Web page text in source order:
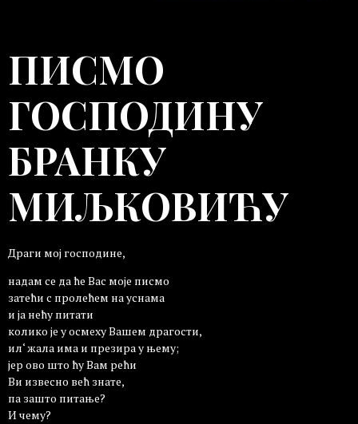
ПИСМО
ГОСПОДИНУ
БРАНКУ
МИЉКОВИЋУ
Драги мој господине,
надам се да ће Вас моје писмо
затећи с пролећем на уснама
и ја нећу питати
колико је у осмеху Вашем драгости,
ил‘ жала има и презира у њему;
јер ово што ћу Вам рећи
Ви извесно већ знате,
па зашто питање?
И чему?